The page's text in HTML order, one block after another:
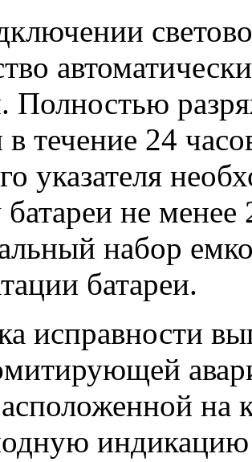
Полностью
в течение 24
указателя
батареи не
набор
батареи.
исправности
на